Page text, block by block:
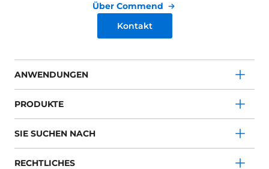
Über Commend
Kontakt
ANWENDUNGEN
PRODUKTE
SIE SUCHEN NACH
RECHTLICHES